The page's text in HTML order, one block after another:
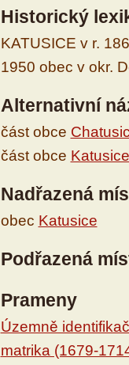
Historický
KATUSICE v r.
1950 obec v okr.
Alternativní
část obce
část obce Katusice
Nadřazená
obec Katusice
Podřazená
Prameny
Územně
matrika (1679-